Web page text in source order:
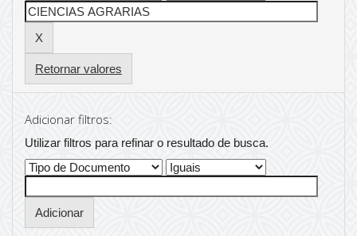
Retornar valores
Adicionar filtros:
Utilizar filtros para refinar o resultado de busca.